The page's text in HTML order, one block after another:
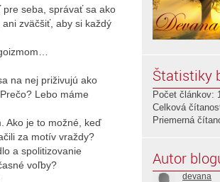
seba, správať sa ako
zväčšiť, aby si každý
na nej priživujú ako
Lebo máme
Ako je to možné, keď
za motív vraždy?
a spolitizovanie
voľby?
Štatistiky
Počet článkov:
Celková
Priemerná
Autor
devana